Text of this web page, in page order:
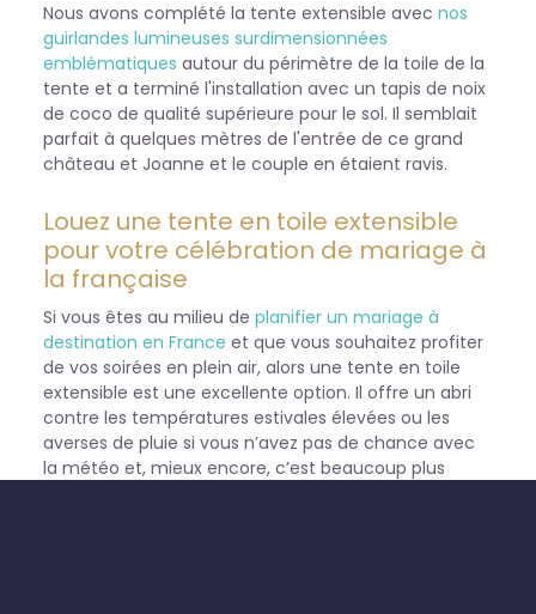
Nous avons complété la tente extensible avec nos
guirlandes lumineuses surdimensionnées
emblématiques autour du périmètre de la toile de la
tente et a terminé l'installation avec un tapis de noix
de coco de qualité supérieure pour le sol. Il semblait
parfait à quelques mètres de l'entrée de ce grand
château et Joanne et le couple en étaient ravis.
Louez une tente en toile extensible
pour votre célébration de mariage à
la française
Si vous êtes au milieu de planifier un mariage à
destination en France et que vous souhaitez profiter
de vos soirées en plein air, alors une tente en toile
extensible est une excellente option. Il offre un abri
contre les températures estivales élevées ou les
averses de pluie si vous n’avez pas de chance avec
la météo et, mieux encore, c’est beaucoup plus